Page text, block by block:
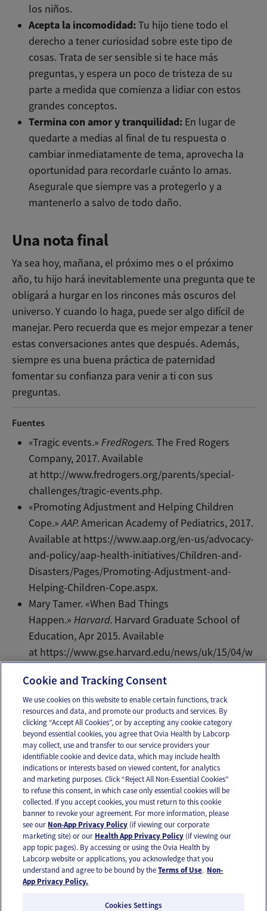
los niños.
Acepta la incomodidad: Tu hijo tiene todo el
derecho a tener curiosidad sobre este tipo de
cosas. Trata de ser sensible si te hace más
preguntas, y espera un poco de tristeza de su
parte a medida que comienza a lidiar con estos
grandes conceptos.
Termina con amor y tranquilidad: En lugar de
quedarte a medias al final de tu respuesta o
cambiar inmediatamente de tema, aprovecha la
oportunidad para recordarle cuánto lo amas.
Asegurale que siempre vas a protegerlo y a
mantenerlo a salvo de todo daño.
Una nota final
Ya sea hoy, mañana, el próximo mes o el próximo
año, tu hijo hará inevitablemente una pregunta que te
obligará a hurgar en los rincones más oscuros del
universo. Y cuando lo haga, puede ser algo difícil de
manejar. Pero recuerda que es mejor empezar a tener
estas conversaciones antes que después. Además,
siempre es una buena práctica de paternidad
fomentar su confianza para venir a ti con sus
preguntas.
Fuentes
«Tragic events.»FredRogers.The Fred Rogers
Company, 2017. Available
at http://www.fredrogers.org/parents/special-
challenges/tragic-events.php.
«Promoting Adjustment and Helping Children
Cope.»AAP.American Academy of Pediatrics, 2017.
Available at https://www.aap.org/en-us/advocacy-
and-policy/aap-health-initiatives/Children-and-
Disasters/Pages/Promoting-Adjustment-and-
Helping-Children-Cope.aspx.
Mary Tamer. «When Bad Things
Happen.»Harvard. Harvard Graduate School of
Education, Apr 2015. Available
at https://www.gse.harvard.edu/news/uk/15/04/w
Email Text
OUR APPS
FOLLOW US
Cookie and Tracking Consent
We use cookies on this website to enable certain functions, track
resources and data, and promote our products and services. By
clicking “Accept All Cookies”, or by accepting any cookie category
beyond essential cookies, you agree that Ovia Health by Labcorp
may collect, use and transfer to our service providers your
identifiable cookie and device data, which may include health
indications or interests based on viewed content, for analytics
and marketing purposes. Click “Reject All Non-Essential Cookies”
to refuse this consent, in which case only essential cookies will be
collected. If you accept cookies, you must return to this cookie
banner to revoke your agreement. For more information, please
see our Non-App Privacy Policy (if viewing our corporate
marketing site) or our Health App Privacy Policy (if viewing our
app topic pages). By accessing or using the Ovia Health by
Labcorp website or applications, you acknowledge that you
understand and agree to be bound by theTerms of Use. Non-
App Privacy Policy.
Cookies Settings